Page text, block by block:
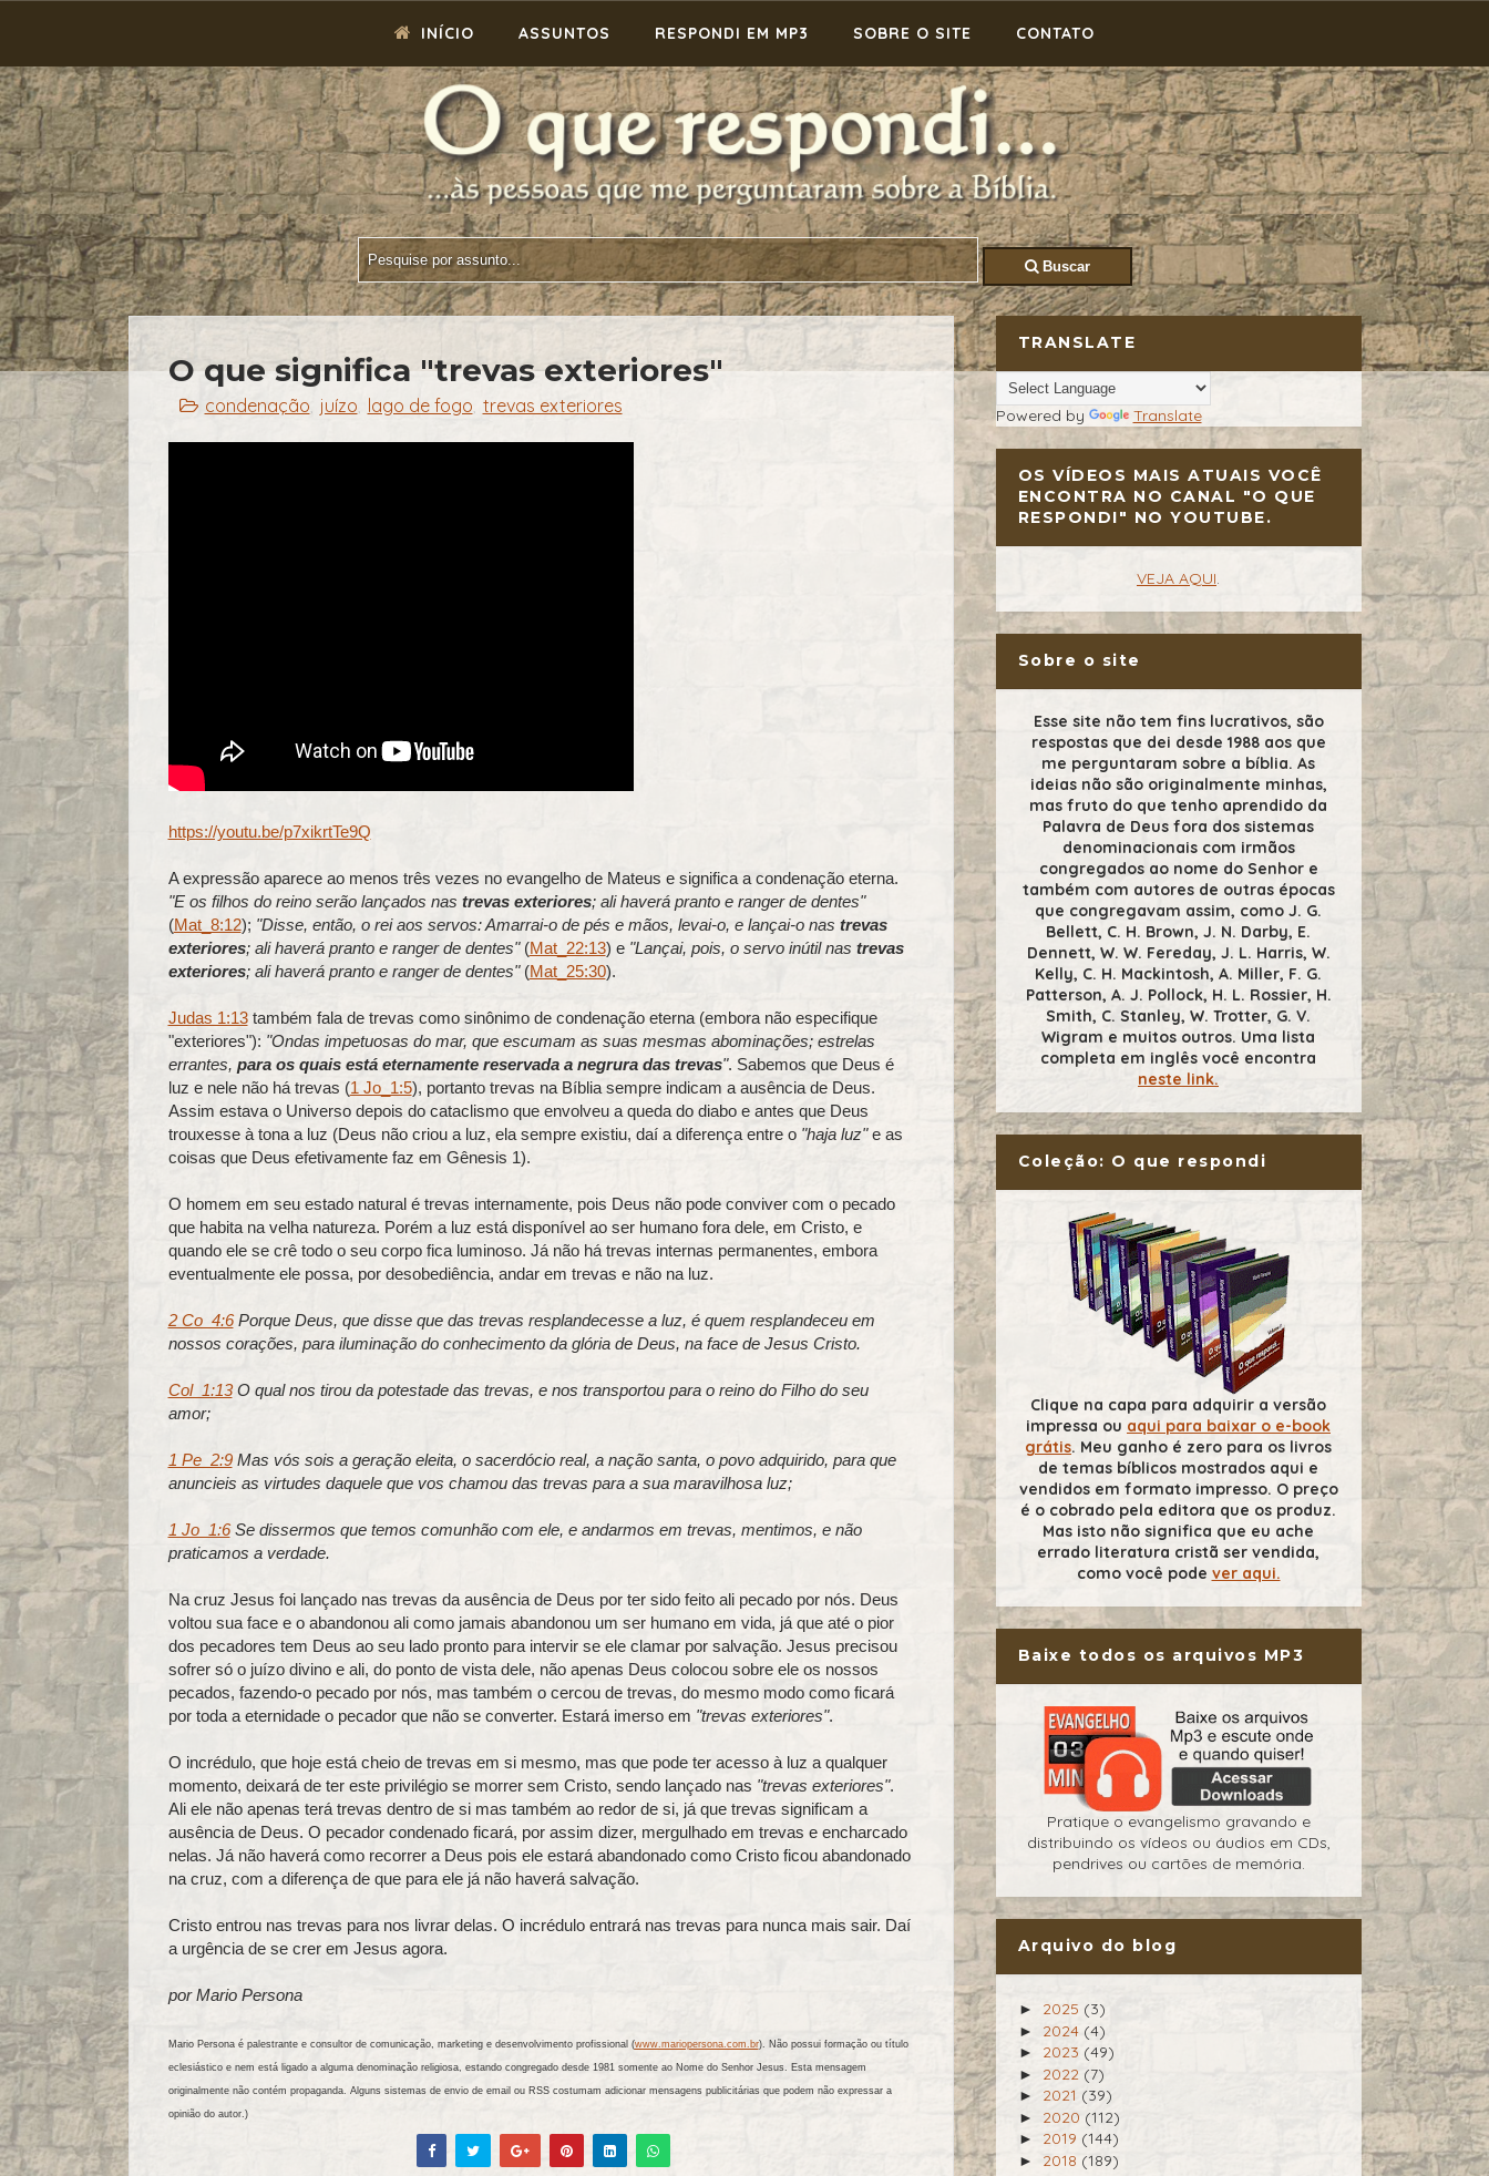
INÍCIO ASSUNTOS RESPONDI EM MP3 SOBRE O SITE CONTATO
Buscar
O que significa "trevas exteriores"
condenação juízo lago de fogo trevas exteriores
https://youtu.be/p7xikrtTe9Q
A expressão aparece ao menos três vezes no evangelho de Mateus e significa a condenação eterna.
"E os filhos do reino serão lançados nas trevas exteriores; ali haverá pranto e ranger de dentes"
(Mat_8:12); "Disse, então, o rei aos servos: Amarrai-o de pés e mãos, levai-o, e lançai-o nas trevas
exteriores; ali haverá pranto e ranger de dentes"(Mat_22:13) e "Lançai, pois, o servo inútil nas trevas
exteriores; ali haverá pranto e ranger de dentes"(Mat_25:30).
Judas 1:13também fala de trevas como sinônimo de condenação eterna (embora não especifique
"exteriores"): "Ondas impetuosas do mar, que escumam as suas mesmas abominações; estrelas
errantes, para os quais está eternamente reservada a negrura das trevas". Sabemos que Deus é
luz e nele não há trevas (1 Jo_1:5), portanto trevas na Bíblia sempre indicam a ausência de Deus.
Assim estava o Universo depois do cataclismo que envolveu a queda do diabo e antes que Deus
trouxesse à tona a luz (Deus não criou a luz, ela sempre existiu, daí a diferença entre o"haja luz"e as
coisas que Deus efetivamente faz em Gênesis 1).
O homem em seu estado natural é trevas internamente, pois Deus não pode conviver com o pecado
que habita na velha natureza. Porém a luz está disponível ao ser humano fora dele, em Cristo, e
quando ele se crê todo o seu corpo fica luminoso. Já não há trevas internas permanentes, embora
eventualmente ele possa, por desobediência, andar em trevas e não na luz.
2 Co_4:6Porque Deus, que disse que das trevas resplandecesse a luz, é quem resplandeceu em
nossos corações, para iluminação do conhecimento da glória de Deus, na face de Jesus Cristo.
Col_1:13O qual nos tirou da potestade das trevas, e nos transportou para o reino do Filho do seu
amor;
1 Pe_2:9Mas vós sois a geração eleita, o sacerdócio real, a nação santa, o povo adquirido, para que
anuncieis as virtudes daquele que vos chamou das trevas para a sua maravilhosa luz;
1 Jo_1:6Se dissermos que temos comunhão com ele, e andarmos em trevas, mentimos, e não
praticamos a verdade.
Na cruz Jesus foi lançado nas trevas da ausência de Deus por ter sido feito ali pecado por nós. Deus
voltou sua face e o abandonou ali como jamais abandonou um ser humano em vida, já que até o pior
dos pecadores tem Deus ao seu lado pronto para intervir se ele clamar por salvação. Jesus precisou
sofrer só o juízo divino e ali, do ponto de vista dele, não apenas Deus colocou sobre ele os nossos
pecados, fazendo-o pecado por nós, mas também o cercou de trevas, do mesmo modo como ficará
por toda a eternidade o pecador que não se converter. Estará imerso em "trevas exteriores".
O incrédulo, que hoje está cheio de trevas em si mesmo, mas que pode ter acesso à luz a qualquer
momento, deixará de ter este privilégio se morrer sem Cristo, sendo lançado nas "trevas exteriores".
Ali ele não apenas terá trevas dentro de si mas também ao redor de si, já que trevas significam a
ausência de Deus. O pecador condenado ficará, por assim dizer, mergulhado em trevas e encharcado
nelas. Já não haverá como recorrer a Deus pois ele estará abandonado como Cristo ficou abandonado
na cruz, com a diferença de que para ele já não haverá salvação.
Cristo entrou nas trevas para nos livrar delas. O incrédulo entrará nas trevas para nunca mais sair. Daí
a urgência de se crer em Jesus agora.
por Mario Persona
Mario Persona é palestrante e consultor de comunicação, marketing e desenvolvimento profissional (www.mariopersona.com.br). Não possui formação ou título
eclesiástico e nem está ligado a alguma denominação religiosa, estando congregado desde 1981 somente ao Nome do Senhor Jesus. Esta mensagem
originalmente não contém propaganda. Alguns sistemas de envio de email ou RSS costumam adicionar mensagens publicitárias que podem não expressar a
opinião do autor.)
TRANSLATE
Powered by Translate
OS VÍDEOS MAIS ATUAIS VOCÊ
ENCONTRA NO CANAL "O QUE
RESPONDI" NO YOUTUBE.
VEJA AQUI.
Sobre o site
Esse site não tem fins lucrativos, são
respostas que dei desde 1988 aos que
me perguntaram sobre a bíblia. As
ideias não são originalmente minhas,
mas fruto do que tenho aprendido da
Palavra de Deus fora dos sistemas
denominacionais com irmãos
congregados ao nome do Senhor e
também com autores de outras épocas
que congregavam assim, como J. G.
Bellett, C. H. Brown, J. N. Darby, E.
Dennett, W. W. Fereday, J. L. Harris, W.
Kelly, C. H. Mackintosh, A. Miller, F. G.
Patterson, A. J. Pollock, H. L. Rossier, H.
Smith, C. Stanley, W. Trotter, G. V.
Wigram e muitos outros. Uma lista
completa em inglês você encontra
neste link.
Coleção: O que respondi
Clique na capa para adquirir a versão
impressa ou aqui para baixar o e-book
grátis. Meu ganho é zero para os livros
de temas bíblicos mostrados aqui e
vendidos em formato impresso. O preço
é o cobrado pela editora que os produz.
Mas isto não significa que eu ache
errado literatura cristã ser vendida,
como você pode ver aqui.
Baixe todos os arquivos MP3
Pratique o evangelismo gravando e
distribuindo os vídeos ou áudios em CDs,
pendrives ou cartões de memória.
Arquivo do blog
► 2025 (3)
► 2024 (4)
► 2023 (49)
► 2022 (7)
► 2021 (39)
► 2020 (112)
► 2019 (144)
► 2018 (189)